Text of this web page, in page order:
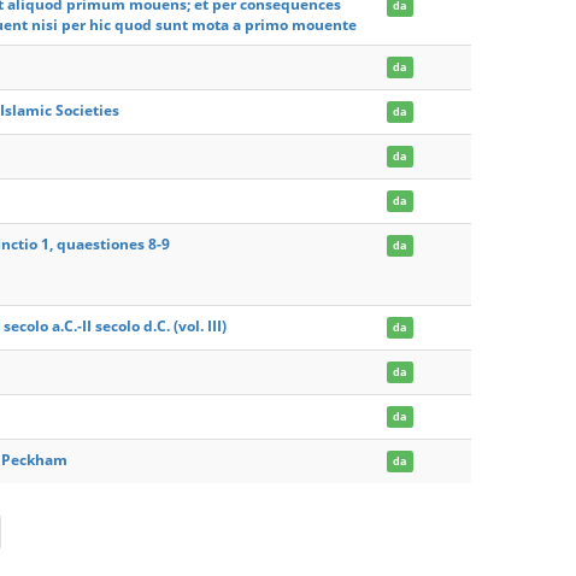
primum mouens; et per consequences
nisi per hic quod sunt mota a primo mouente
da
da
Societies da
da
da
1, quaestiones 8-9 da
a.C.-II secolo d.C. (vol. III) da
da
da
da